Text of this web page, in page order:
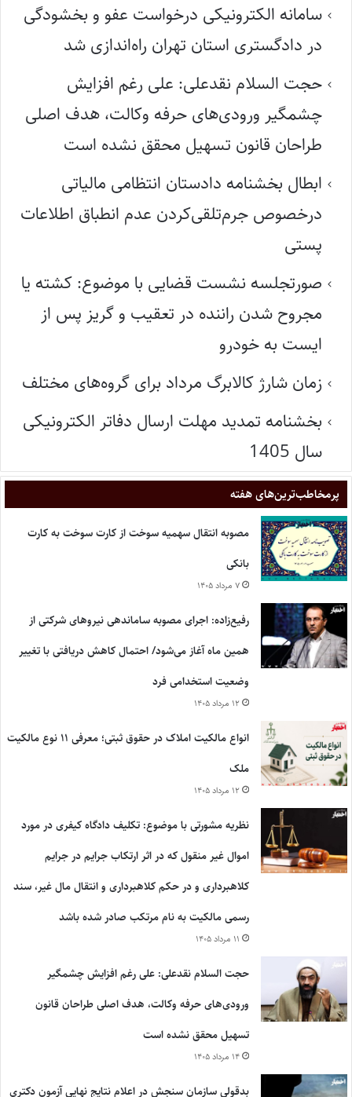
سامانه الکترونیکی درخواست عفو و بخشودگی
در دادگستری استان تهران راه‌اندازی شد
حجت السلام نقدعلی: علی رغم افزایش
چشمگیر ورودی‌های حرفه وکالت، هدف اصلی
طراحان قانون تسهیل محقق نشده است
ابطال بخشنامه دادستان انتظامی مالیاتی
درخصوص جرم‌تلقی‌کردن عدم انطباق اطلاعات
پستی
صورتجلسه نشست قضایی با موضوع: کشته یا
مجروح شدن راننده در تعقیب و گریز پس از
ایست به خودرو
زمان شارژ کالابرگ مرداد برای گروه‌های مختلف
بخشنامه تمدید مهلت ارسال دفاتر الکترونیکی
سال 1405
پر‌مخاطب‌ترین‌های هفته
مصوبه انتقال سهمیه سوخت از کارت سوخت به کارت
بانکی
۷ مرداد ۱۴۰۵
رفیع‌زاده: اجرای مصوبه ساماندهی نیروهای شرکتی از
همین ماه آغاز می‌شود/ احتمال کاهش دریافتی با تغییر
وضعیت استخدامی فرد
۱۲ مرداد ۱۴۰۵
انواع مالکیت املاک در حقوق ثبتی؛ معرفی ۱۱ نوع مالکیت
ملک
۱۲ مرداد ۱۴۰۵
نظریه مشورتی با موضوع: تکلیف دادگاه کیفری در مورد
اموال غیر منقول که در اثر ارتکاب جرایم در جرایم
کلاهبرداری و در حکم کلاهبرداری و انتقال مال غیر، سند
رسمی مالکیت به نام مرتکب صادر شده باشد
۱۱ مرداد ۱۴۰۵
حجت السلام نقدعلی: علی رغم افزایش چشمگیر
ورودی‌های حرفه وکالت، هدف اصلی طراحان قانون
تسهیل محقق نشده است
۱۴ مرداد ۱۴۰۵
بدقولی سازمان سنجش در اعلام نتایج نهایی آزمون دکتری